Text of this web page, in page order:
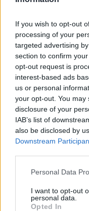
If you wish to opt-out
processing of your
targeted advertising
section to confirm
opt-out request is
interest-based ads
us or personal
your opt-out. You
disclosure of your
IAB’s list of
also be disclosed by
Downstream
Personal Data
I want to opt-out
personal data.
Opted In
SPORT 2026-08-06 KL.
Från Australien
Nu ska Nils hjälpa LFK att